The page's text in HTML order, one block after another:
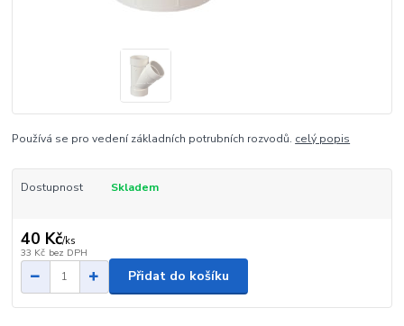
Používá se pro vedení základních potrubních rozvodů. celý popis
Dostupnost Skladem
40 Kč/ks
33 Kč bez DPH
Přidat do košíku